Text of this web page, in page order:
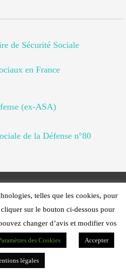
de Sécurité Sociale
en France
(ex-ASA)
de la Défense n°80
Concept Toulon - © 2025
Nirvana WordPress.
telles que les cookies, pour
sur le bouton ci-dessous pour
changer d’avis et modifier vos
des Cookies Accepter
légales